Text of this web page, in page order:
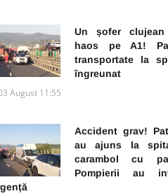
Un șofer
haos pe A1!
transportate la
îngreunat
August 11:55
Accident grav!
au ajuns la
carambol cu
Pompierii au